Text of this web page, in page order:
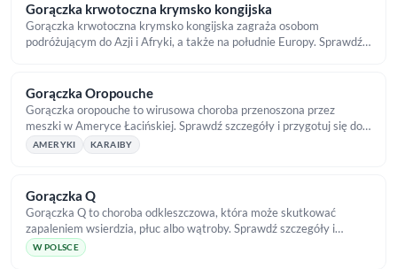
Gorączka krwotoczna krymsko kongijska
Gorączka krwotoczna krymsko kongijska zagraża osobom
podróżującym do Azji i Afryki, a także na południe Europy. Sprawdź
Gorączka Oropouche
Gorączka oropouche to wirusowa choroba przenoszona przez
meszki w Ameryce Łacińskiej. Sprawdź szczegóły i przygotuj się do
wyjazdu z TropicalMed.
AMERYKI KARAIBY
Gorączka Q
Gorączka Q to choroba odkleszczowa, która może skutkować
zapaleniem wsierdzia, płuc albo wątroby. Sprawdź szczegóły i
podejmij ochronę przed kleszczami!
W POLSCE